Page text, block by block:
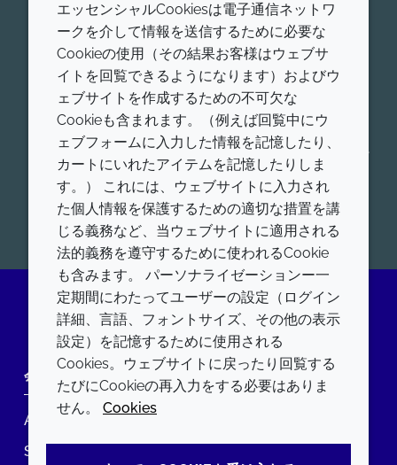
お問い合わせはこちら
Croda Pharmaは、ヒトおよび動物に適用する、医薬
品賦形剤、ワクチンアジュバント、脂質送達システム
の世界的リーダーです。我々の薬物送達プラットフォ
ームの詳細をご覧ください。低分子送達、タンパク質
送達、核酸送達、アジュバントシステム、コンシュー
マーヘルスなど、ヒト用および動物用の各薬物送達プ
ラットフォームにおける製品を、幅広く提供していま
す。
開始
LinkedIn
会社
Annual Report
Sustainability Report
LEGAL
エッセンシャルCookiesは電子通信ネットワ
ークを介して情報を送信するために必要な
Cookieの使用（その結果お客様はウェブサ
イトを回覧できるようになります）およびウ
ェブサイトを作成するための不可欠な
Cookieも含まれます。（例えば回覧中にウ
ェブフォームに入力した情報を記憶したり、
カートにいれたアイテムを記憶したりしま
す。） これには、ウェブサイトに入力され
た個人情報を保護するための適切な措置を講
じる義務など、当ウェブサイトに適用される
法的義務を遵守するために使われるCookie
も含みます。 パーソナライゼーションー一
定期間にわたってユーザーの設定（ログイン
詳細、言語、フォントサイズ、その他の表示
設定）を記憶するために使用される
Cookies。ウェブサイトに戻ったり回覧する
たびにCookieの再入力をする必要はありま
せん。 Cookies